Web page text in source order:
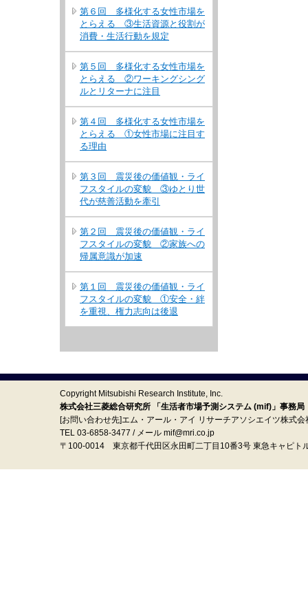
第６回 多様化する女性市場を
とらえる ③生活資源と役割が
消費・生活行動を規定
第５回 多様化する女性市場を
とらえる ②ワーキングシング
ルとリターナに注目
第４回 多様化する女性市場を
とらえる ①女性市場に注目す
る理由
第３回 震災後の価値観・ライ
フスタイルの変貌 ③ゆとり世
代が慈善活動を牽引
第２回 震災後の価値観・ライ
フスタイルの変貌 ②家族への
帰属意識が加速
第１回 震災後の価値観・ライ
フスタイルの変貌 ①安全・絆
を重視、権力志向は後退
Copyright Mitsubishi Research Institute, Inc.
株式会社三菱総合研究所 「生活者市場予測システム (mif)」事務局
[お問い合わせ先]エム・アール・アイ リサーチアソシエイツ株式会
TEL 03-6858-3477 / メール mif@mri.co.jp
〒100‐0014 東京都千代田区永田町二丁目10番3号 東急キャピト